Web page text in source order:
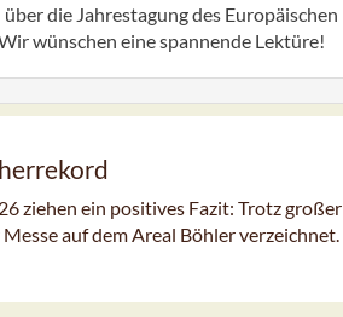
die Jahrestagung des Europäischen
wünschen eine spannende Lektüre!
ziehen ein positives Fazit: Trotz großer
auf dem Areal Böhler verzeichnet.